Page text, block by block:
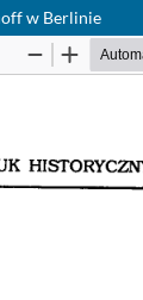
w Berlinie